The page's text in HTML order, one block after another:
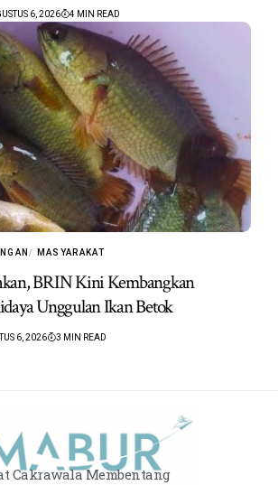
6, 2026 4 MIN READ
MASYARAKAT
BRIN Kini Kembangkan
Unggulan Ikan Betok
6, 2026 3 MIN READ
Cakrawala Membentang